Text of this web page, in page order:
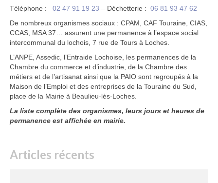
Téléphone : 02 47 91 19 23 – Déchetterie : 06 81 93 47 62
De nombreux organismes sociaux : CPAM, CAF Touraine, CIAS,
CCAS, MSA 37… assurent une permanence à l’espace social
intercommunal du lochois, 7 rue de Tours à Loches.
L’ANPE, Assedic, l’Entraide Lochoise, les permanences de la
Chambre du commerce et d’industrie, de la Chambre des
métiers et de l’artisanat ainsi que la PAIO sont regroupés à la
Maison de l’Emploi et des entreprises de la Touraine du Sud,
place de la Mairie à Beaulieu-lès-Loches.
La liste complète des organismes, leurs jours et heures de
permanence est affichée en mairie.
Articles récents